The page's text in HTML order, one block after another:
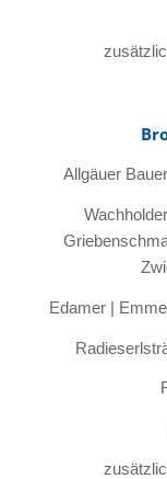
Allgäuer
Edamer |